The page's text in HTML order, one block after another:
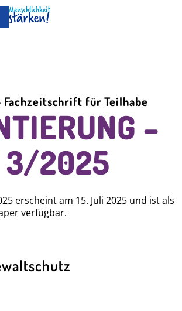
MITGLIED
Fachzeitschrift für Teilhabe
–
3/2025
erscheint am 15. Juli 2025 und ist als
verfügbar.